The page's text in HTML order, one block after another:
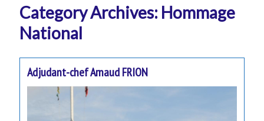
Category Archives: Hommage
National
Adjudant-chef Arnaud FRION